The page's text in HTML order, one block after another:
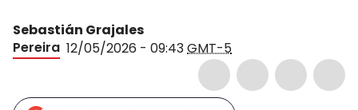
Sebastián Grajales
Pereira 12/05/2026 - 09:43GMT-5